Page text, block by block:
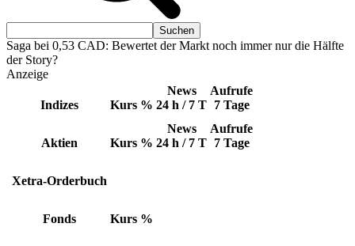
Saga bei 0,53 CAD: Bewertet der Markt noch immer nur die Hälfte
der Story?
Anzeige
Indizes Kurs %
News
24 h / 7 T
Aufrufe
7 Tage
Aktien Kurs %
News
24 h / 7 T
Aufrufe
7 Tage
Xetra-Orderbuch
Fonds Kurs %